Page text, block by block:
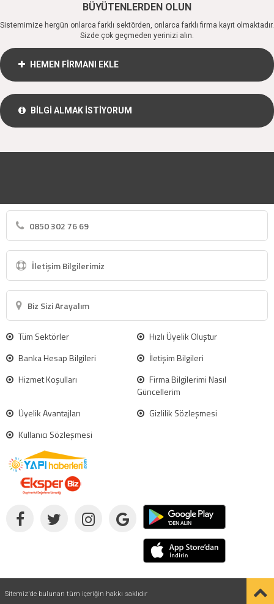
BÜYÜTENLERDEN OLUN
Sistemimize hergün onlarca farklı sektörden, onlarca farklı firma kayıt olmaktadır.
Sizde çok geçmeden yerinizi alın.
HEMEN FİRMANI EKLE
BİLGİ ALMAK İSTİYORUM
0850 302 76 69
İletişim Bilgilerimiz
Biz Sizi Arayalım
Tüm Sektörler
Hızlı Üyelik Oluştur
Banka Hesap Bilgileri
İletişim Bilgileri
Hizmet Koşulları
Firma Bilgilerimi Nasıl
Güncellerim
Üyelik Avantajları
Gizlilik Sözleşmesi
Kullanıcı Sözleşmesi
Sitemiz'de bulunan tüm içeriğin hakkı saklıdır